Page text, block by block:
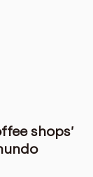
shops’